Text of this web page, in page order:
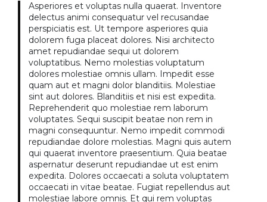
Asperiores et voluptas nulla quaerat. Inventore
delectus animi consequatur vel recusandae
perspiciatis est. Ut tempore asperiores quia
dolorem fuga placeat dolores. Nisi architecto
amet repudiandae sequi ut dolorem
voluptatibus. Nemo molestias voluptatum
dolores molestiae omnis ullam. Impedit esse
quam aut et magni dolor blanditiis. Molestiae
sint aut dolores. Blanditiis et nisi est expedita.
Reprehenderit quo molestiae rem laborum
voluptates. Sequi suscipit beatae non rem in
magni consequuntur. Nemo impedit commodi
repudiandae dolore molestias. Magni quis autem
qui quaerat inventore praesentium. Quia beatae
aspernatur deserunt repudiandae ut est enim
expedita. Dolores occaecati a soluta voluptatem
occaecati in vitae beatae. Fugiat repellendus aut
molestiae labore omnis. Et qui rem voluptas